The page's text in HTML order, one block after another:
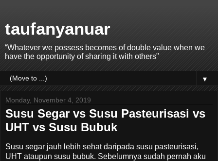
taufanyanuar
“Whatever we possess becomes of double value when we
have the opportunity of sharing it with others"
▼
Monday, November 4, 2019
Susu Segar vs Susu Pasteurisasi vs
UHT vs Susu Bubuk
Susu segar jauh lebih sehat daripada susu pasteurisasi,
UHT ataupun susu bubuk. Sebelumnya sudah pernah aku